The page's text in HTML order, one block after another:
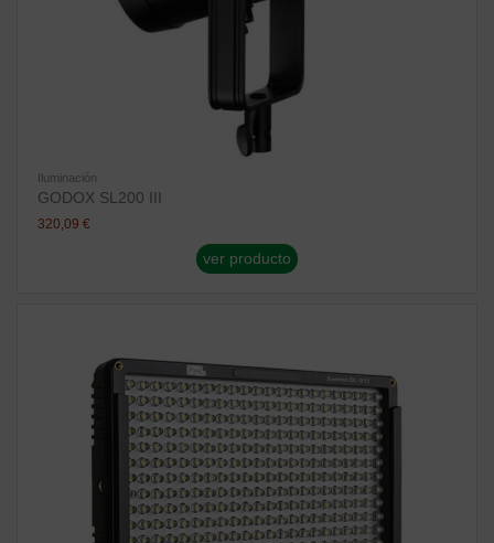
Iluminación
GODOX SL200 III
320,09 €
ver producto